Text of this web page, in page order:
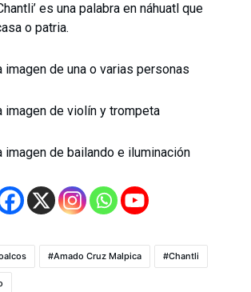
es una palabra en náhuatl que
o patria.
Amado Cruz Malpica Chantli